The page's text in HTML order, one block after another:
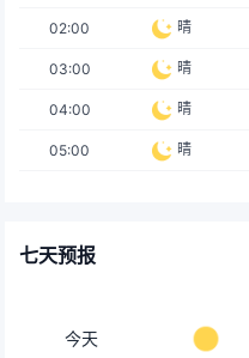
02:00 晴
03:00 晴
04:00 晴
05:00 晴
七天预报
今天